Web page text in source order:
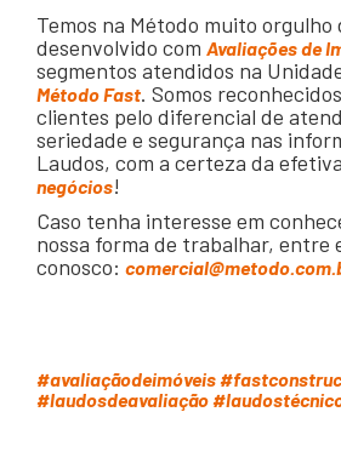
Temos na Método muito orgulho
desenvolvido com Avaliações de
segmentos atendidos na
Método Fast. Somos
clientes pelo diferencial de
seriedade e segurança nas
Laudos, com a certeza da
negócios!
Caso tenha interesse em
nossa forma de trabalhar, entre
conosco:
#avaliaçãodeimóveis
#laudosdeavaliação